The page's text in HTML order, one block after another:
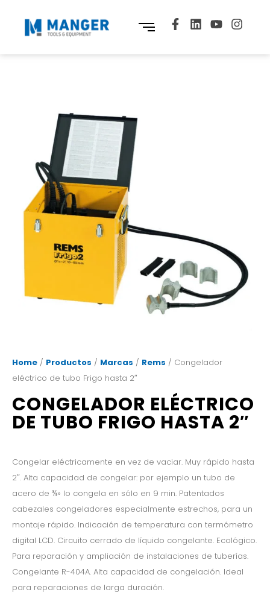
Home / Productos / Marcas / Rems / Congelador
eléctrico de tubo Frigo hasta 2″
CONGELADOR ELÉCTRICO
DE TUBO FRIGO HASTA 2″
Congelar eléctricamente en vez de vaciar. Muy rápido hasta
2″. Alta capacidad de congelar: por ejemplo un tubo de
acero de ¾» lo congela en sólo en 9 min. Patentados
cabezales congeladores especialmente estrechos, para un
montaje rápido. Indicación de temperatura con termómetro
digital LCD. Circuito cerrado de líquido congelante. Ecológico.
Para reparación y ampliación de instalaciones de tuberías.
Congelante R-404A. Alta capacidad de congelación. Ideal
para reparaciones de larga duración.